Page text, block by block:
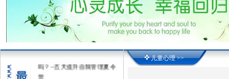
·真的能改变孩子的学习动力
吗？--五天提升自我管理夏令
营
儿童心理 >>